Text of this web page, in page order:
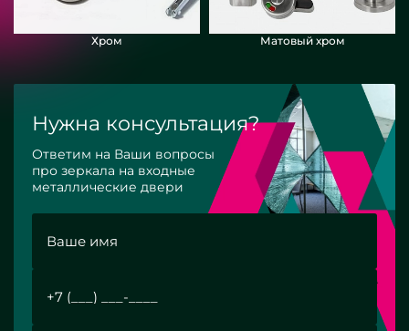
Хром Матовый хром
Нужна консультация?
Ответим на Ваши вопросы
про зеркала на входные
металлические двери